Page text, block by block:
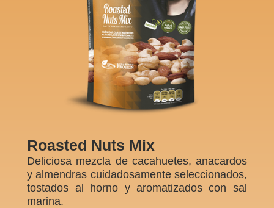
Roasted Nuts Mix
Deliciosa mezcla de cacahuetes, anacardos
y almendras cuidadosamente seleccionados,
tostados al horno y aromatizados con sal
marina.